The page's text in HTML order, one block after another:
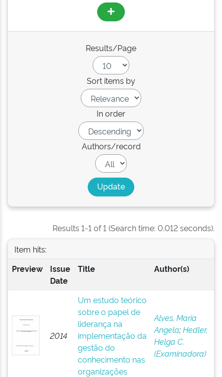
Results/Page
Sort items by
In order
Authors/record
Results 1-1 of 1 (Search time: 0.012 seconds).
Item hits:
Preview
Issue
Date
Title Author(s)
2014
Um estudo teórico
sobre o papel de
liderança na
implementação da
gestão do
conhecimento nas
organizações
Alves, Maria
Angela;Hedler,
Helga C.
(Examinadora)